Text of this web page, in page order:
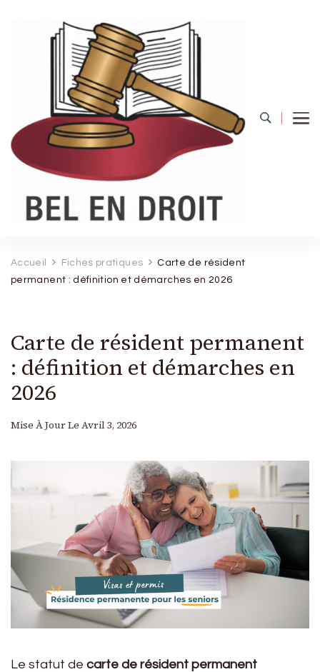
Accueil Fiches pratiques
Carte de résident
permanent : définition et démarches en 2026
Carte de résident permanent
: définition et démarches en
2026
Mise À Jour Le Avril 3, 2026
Le statut de carte de résident permanent